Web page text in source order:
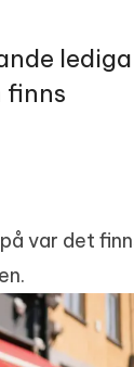
lediga
finns
var det